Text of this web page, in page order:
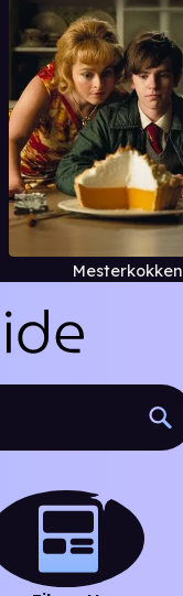
Mesterkokken